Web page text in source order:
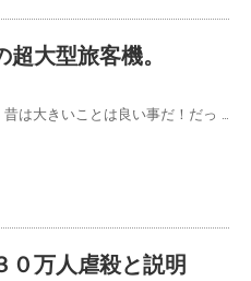
大型旅客機。
は大きいことは良い事だ！だっ …
万人虐殺と説明